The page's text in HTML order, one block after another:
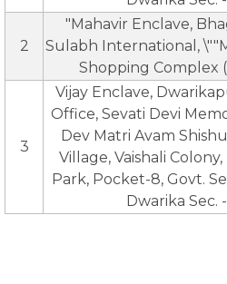
2
"Mahavir Enclave,
Sulabh International,
Shopping Complex
3
Vijay Enclave,
Office, Sevati Devi
Dev Matri Avam
Village, Vaishali
Park, Pocket-8, Govt.
Dwarika Sec.